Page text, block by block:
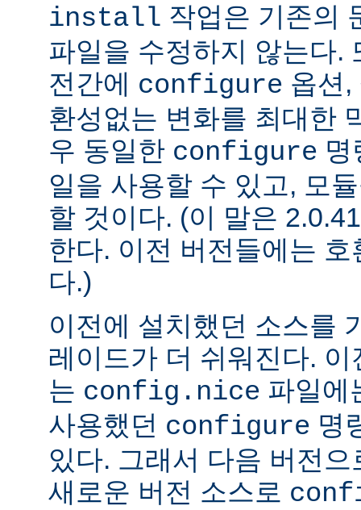
install 작업은 기존의
파일을 수정하지 않는다.
전간에 configure 옵션,
환성없는 변화를 최대한
우 동일한 configure 명
일을 사용할 수 있고, 모
할 것이다. (이 말은
한다. 이전 버전들에는
다.)
이전에 설치했던 소스를
레이드가 더 쉬워진다.
는 config.nice 파일에
사용했던 configure 명
있다. 그래서 다음 버전
새로운 버전 소스로